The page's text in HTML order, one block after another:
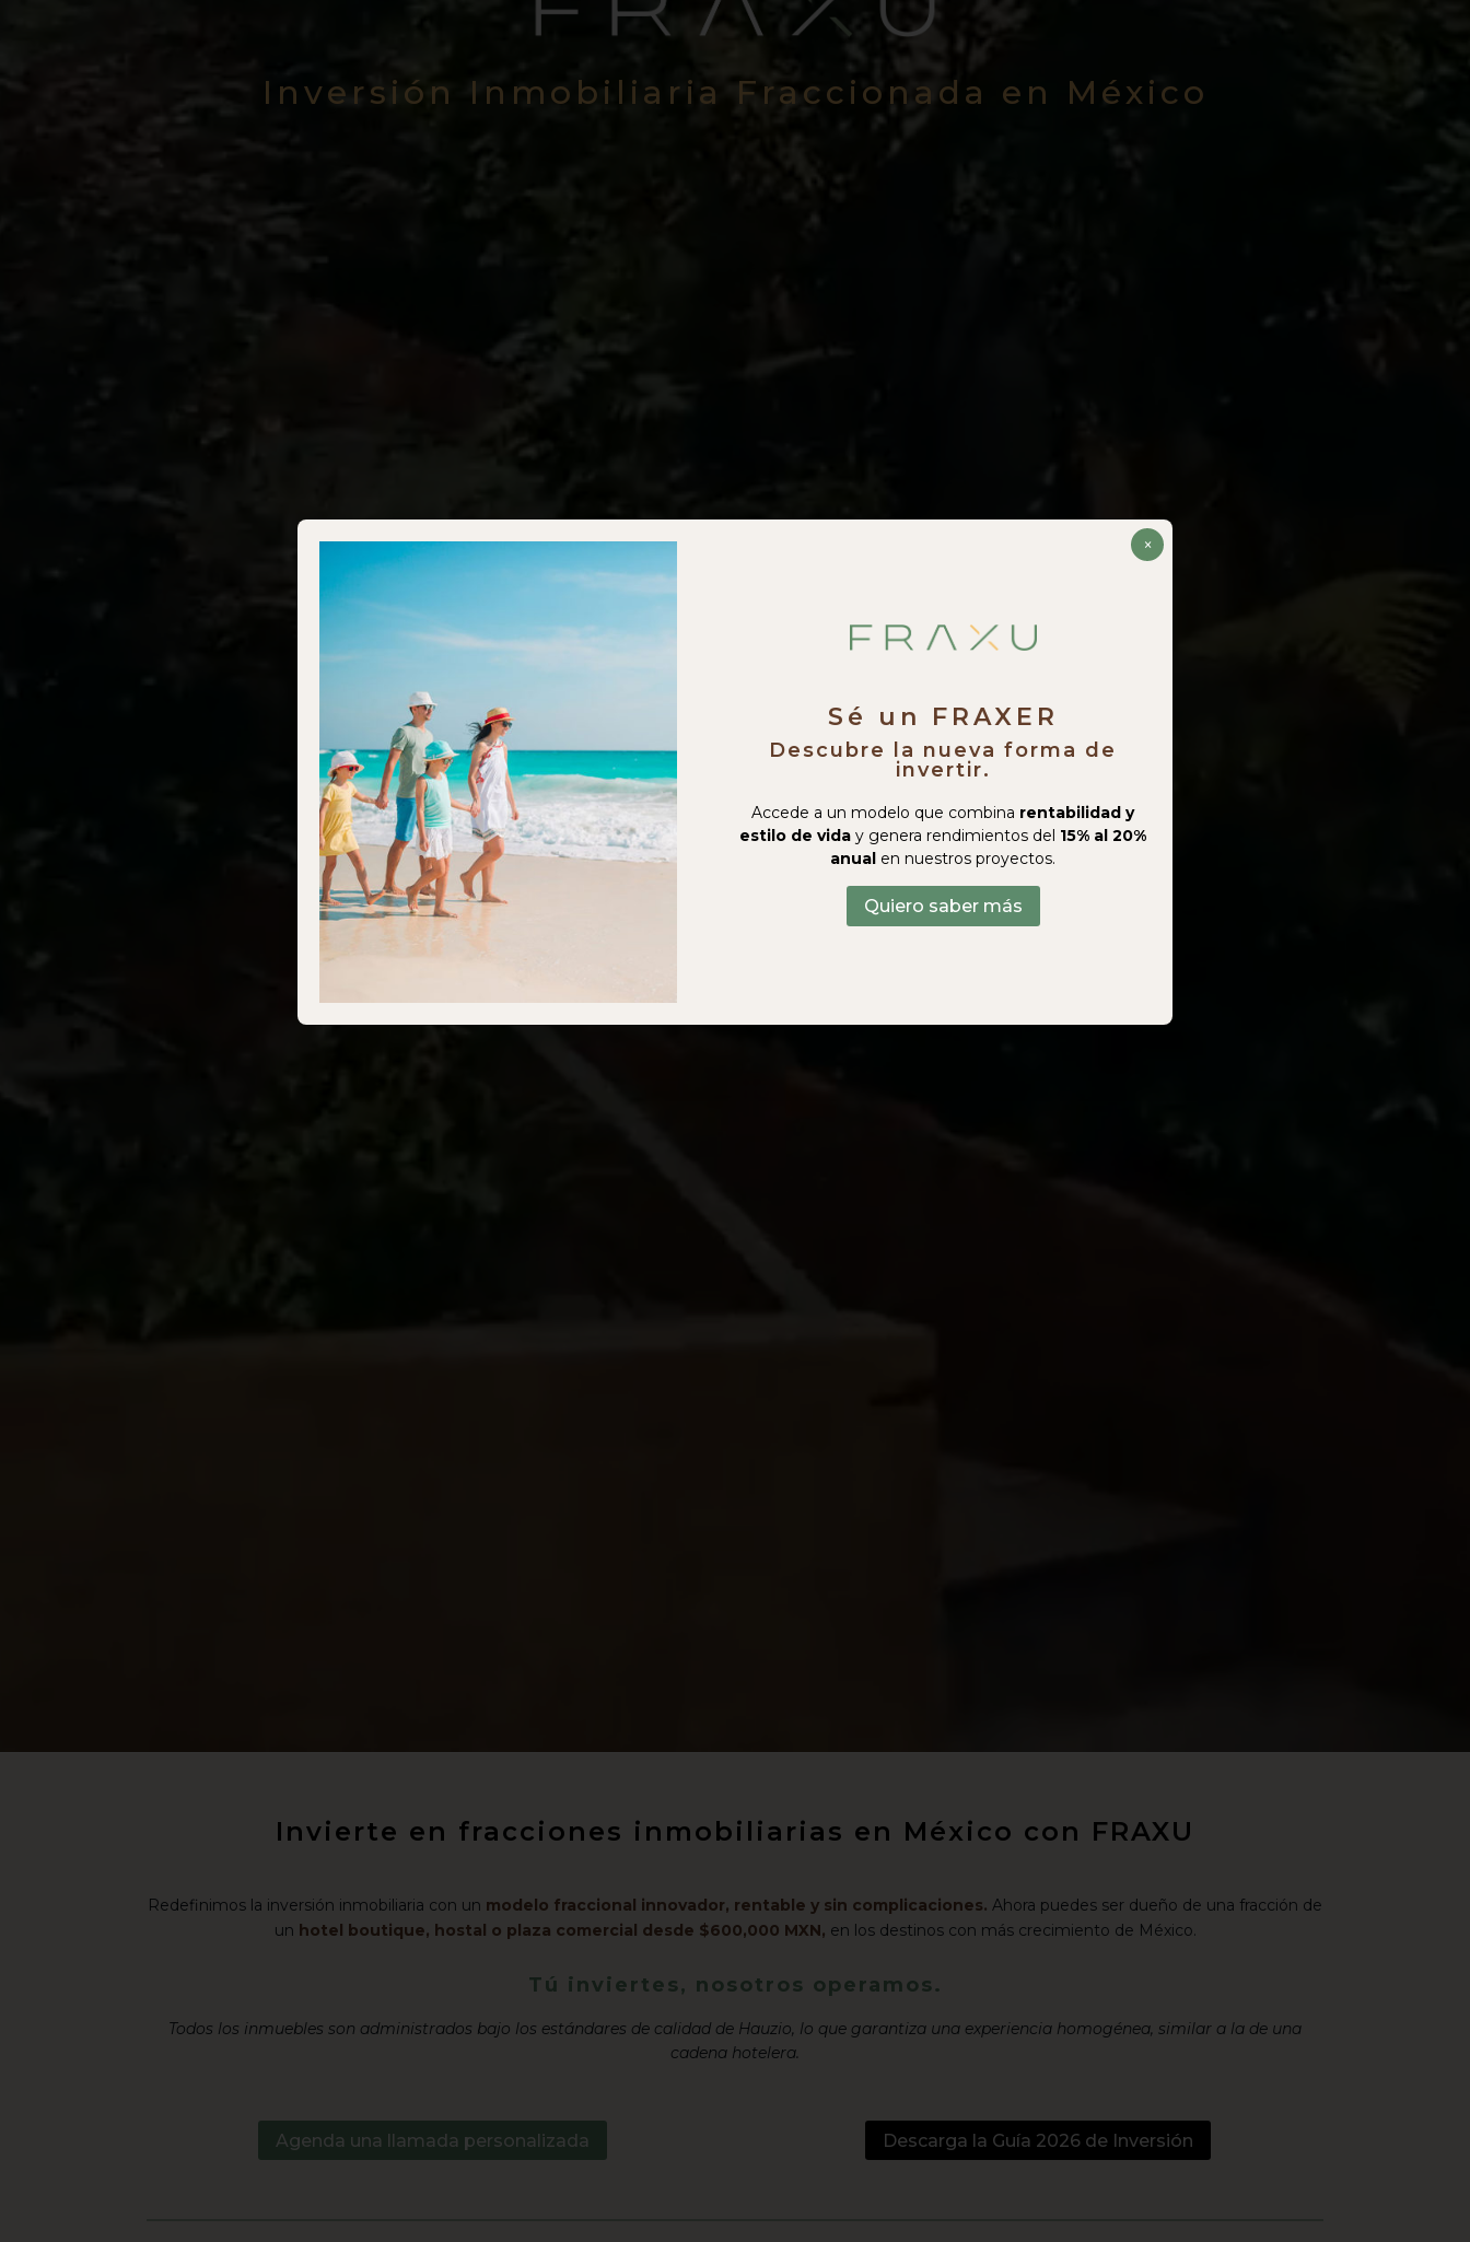
Inversión Inmobiliaria Fraccionada en México
Invierte en fracciones inmobiliarias en México con FRAXU
Redefinimos la inversión inmobiliaria con un modelo fraccional innovador, rentable y sin complicaciones. Ahora puedes ser dueño de una fracción de
un hotel boutique, hostal o plaza comercial desde $600,000 MXN, en los destinos con más crecimiento de México.
Tú inviertes, nosotros operamos.
Todos los inmuebles son administrados bajo los estándares de calidad de Hauzio, lo que garantiza una experiencia homogénea, similar a la de una
cadena hotelera.
Agenda una llamada personalizada Descarga la Guía 2026 de Inversión
×
Sé un FRAXER
Descubre la nueva forma de
invertir.
Accede a un modelo que combina rentabilidad y
estilo de vida y genera rendimientos del 15% al 20%
anual en nuestros proyectos.
Quiero saber más